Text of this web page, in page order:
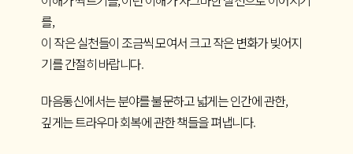
를,
이 작은 실천들이 조금씩 모여서 크고 작은 변화가 빚어지
기를 간절히 바랍니다.
마음통신에서는 분야를 불문하고 넓게는 인간에 관한,
깊게는 트라우마 회복에 관한 책들을 펴냅니다.